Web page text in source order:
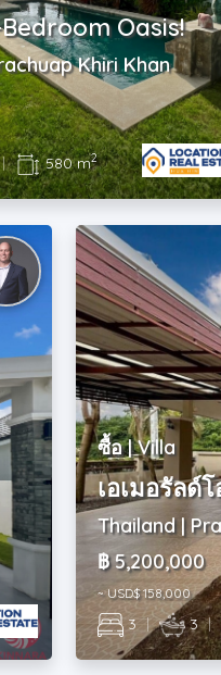
Oasis!
Khiri Khan
| 580 m2
ซื้อ | Villa
เอเมอรัลด์
Thailand |
฿ 5,200,000
~ USD$ 158,000
3 | 3 |